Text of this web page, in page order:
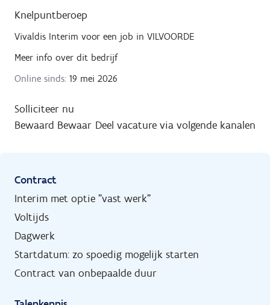
Knelpuntberoep
Vivaldis Interim voor een job in VILVOORDE
Meer info over dit bedrijf
Online sinds: 19 mei 2026
Solliciteer nu
Bewaard Bewaar Deel vacature via volgende kanalen
Contract
Interim met optie "vast werk"
Voltijds
Dagwerk
Startdatum: zo spoedig mogelijk starten
Contract van onbepaalde duur